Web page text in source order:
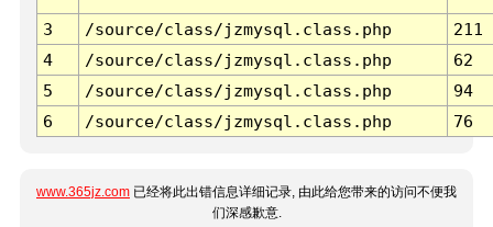
3 /source/class/jzmysql.class.php
211
4
/source/class/jzmysql.class.php
62
5
/source/class/jzmysql.class.php
94
6
/source/class/jzmysql.class.php 76
www.365jz.com 已经将此出错信息详细记录, 由此给您带来的访问不便我
们深感歉意.